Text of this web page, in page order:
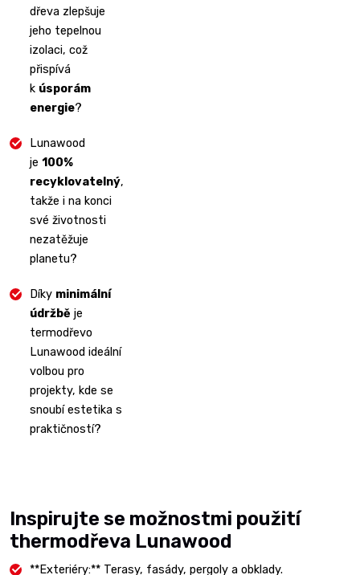
dřeva zlepšuje
jeho tepelnou
izolaci, což
přispívá
k úsporám
energie?
Lunawood
je 100%
recyklovatelný,
takže i na konci
své životnosti
nezatěžuje
planetu?
Díky minimální
údržbě je
termodřevo
Lunawood ideální
volbou pro
projekty, kde se
snoubí estetika s
praktičností?
Inspirujte se možnostmi použití
thermodřeva Lunawood
**Exteriéry:** Terasy, fasády, pergoly a obklady.